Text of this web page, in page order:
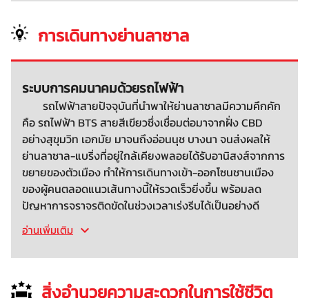
การเดินทางย่านลาซาล
ระบบการคมนาคมด้วยรถไฟฟ้า
รถไฟฟ้าสายปัจจุบันที่นำพาให้ย่านลาซาลมีความคึกคัก
คือ รถไฟฟ้า BTS สายสีเขียวซึ่งเชื่อมต่อมาจากฝั่ง CBD
อย่างสุขุมวิท เอกมัย มาจนถึงอ่อนนุช บางนา จนส่งผลให้
ย่านลาซาล-แบริ่งที่อยู่ใกล้เคียงพลอยได้รับอานิสงส์จากการ
ขยายของตัวเมือง ทำให้การเดินทางเข้า-ออกโซนชานเมือง
ของผู้คนตลอดแนวเส้นทางนี้ให้รวดเร็วยิ่งขึ้น พร้อมลด
ปัญหาการจราจรติดขัดในช่วงเวลาเร่งรีบได้เป็นอย่างดี
อ่านเพิ่มเติม
สิ่งอำนวยความสะดวกในการใช้ชีวิต